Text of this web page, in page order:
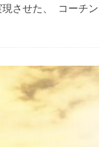
現させた、 コーチ